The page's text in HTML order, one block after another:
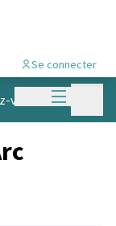
Menu
Se connecter
vous